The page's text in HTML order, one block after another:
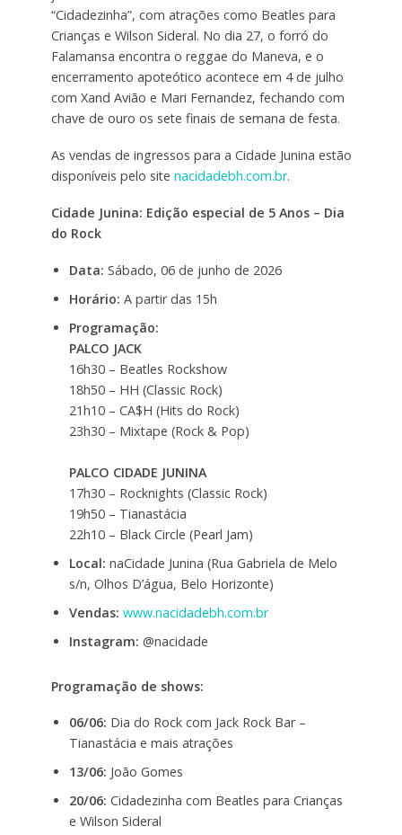
“Cidadezinha”, com atrações como Beatles para
Crianças e Wilson Sideral. No dia 27, o forró do
Falamansa encontra o reggae do Maneva, e o
encerramento apoteótico acontece em 4 de julho
com Xand Avião e Mari Fernandez, fechando com
chave de ouro os sete finais de semana de festa.
As vendas de ingressos para a Cidade Junina estão
disponíveis pelo site nacidadebh.com.br.
Cidade Junina: Edição especial de 5 Anos – Dia
do Rock
Data: Sábado, 06 de junho de 2026
Horário: A partir das 15h
Programação:
PALCO JACK
16h30 – Beatles Rockshow
18h50 – HH (Classic Rock)
21h10 – CA$H (Hits do Rock)
23h30 – Mixtape (Rock & Pop)
PALCO CIDADE JUNINA
17h30 – Rocknights (Classic Rock)
19h50 – Tianastácia
22h10 – Black Circle (Pearl Jam)
Local: naCidade Junina (Rua Gabriela de Melo
s/n, Olhos D’água, Belo Horizonte)
Vendas: www.nacidadebh.com.br
Instagram: @nacidade
Programação de shows:
06/06: Dia do Rock com Jack Rock Bar –
Tianastácia e mais atrações
13/06: João Gomes
20/06: Cidadezinha com Beatles para Crianças
e Wilson Sideral